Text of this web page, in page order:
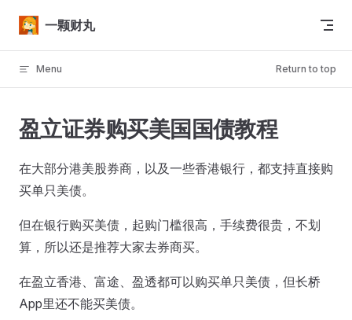
Skip to content
一颗财丸
Menu Return to top
盈立证券购买美国国债教程
在大部分港美股券商，以及一些香港银行，都支持直接购
买单只美债。
但在银行购买美债，起购门槛很高，手续费很贵，不划
算，所以还是推荐大家去券商买。
在盈立香港、富途、盈透都可以购买单只美债，但长桥
App里还不能买美债。